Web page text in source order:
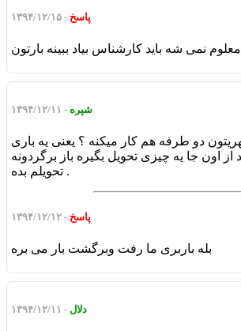
پاسخ - ۱۳۹۴/۱۲/۱۵
معلوم نمی شه باید کارشناس بیاد ببینه بارتون
شپره - ۱۳۹۴/۱۲/۱۱
دو طرفه هم کار میکنه ؟ یعنی یه باری
اون جا یه چیزی تحویل بگیره باز برگردونه
تحویلم بده .
پاسخ - ۱۳۹۴/۱۲/۱۲
بله باربری ما رفت وبرگشت بار می بره
دلال - ۱۳۹۴/۱۲/۱۱